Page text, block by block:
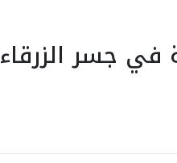
في جسر الزرقاء